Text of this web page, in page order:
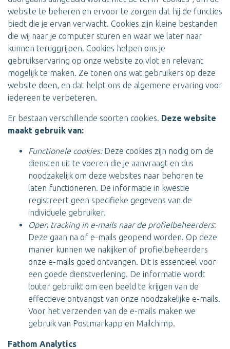
website te beheren en ervoor te zorgen dat hij de functies
biedt die je ervan verwacht. Cookies zijn kleine bestanden
die wij naar je computer sturen en waar we later naar
kunnen teruggrijpen. Cookies helpen ons je
gebruikservaring op onze website zo vlot en relevant
mogelijk te maken. Ze tonen ons wat gebruikers op deze
website doen, en dat helpt ons de algemene ervaring voor
iedereen te verbeteren.
Er bestaan verschillende soorten cookies. Deze website
maakt gebruik van:
Functionele cookies: Deze cookies zijn nodig om de
diensten uit te voeren die je aanvraagt en dus
noodzakelijk om deze websites naar behoren te
laten functioneren. De informatie in kwestie
registreert geen specifieke gegevens van de
individuele gebruiker.
Open tracking in e-mails naar de profielbeheerders:
Deze gaan na of e-mails geopend worden. Op deze
manier kunnen we nakijken of profielbeheerders
onze e-mails goed ontvangen. Dit is essentieel voor
een goede dienstverlening. De informatie wordt
louter gebruikt om een beeld te krijgen van de
effectieve ontvangst van onze noodzakelijke e-mails.
Voor het verzenden van de e-mails maken we
gebruik van Postmarkapp en Mailchimp.
Fathom Analytics